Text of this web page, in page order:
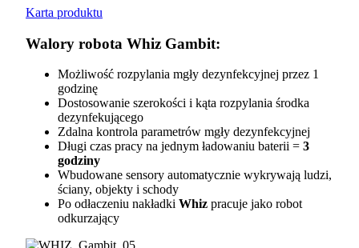
Karta produktu
Walory robota Whiz Gambit:
Możliwość rozpylania mgły dezynfekcyjnej przez 1
godzinę
Dostosowanie szerokości i kąta rozpylania środka
dezynfekującego
Zdalna kontrola parametrów mgły dezynfekcyjnej
Długi czas pracy na jednym ładowaniu baterii = 3
godziny
Wbudowane sensory automatycznie wykrywają ludzi,
ściany, objekty i schody
Po odłaczeniu nakładki Whiz pracuje jako robot
odkurzający